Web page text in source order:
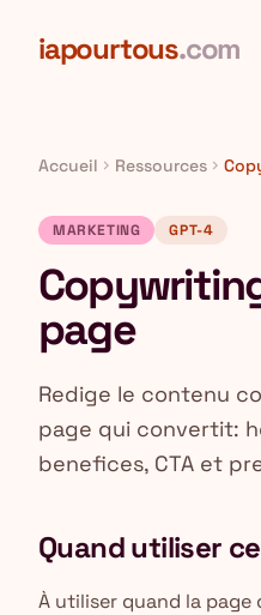
iapourtous.com
Accueil chevron_right Ressources chevron_right
MARKETING GPT-4
page
Redige le contenu
page qui convertit:
benefices, CTA et
Quand utiliser
À utiliser quand la page